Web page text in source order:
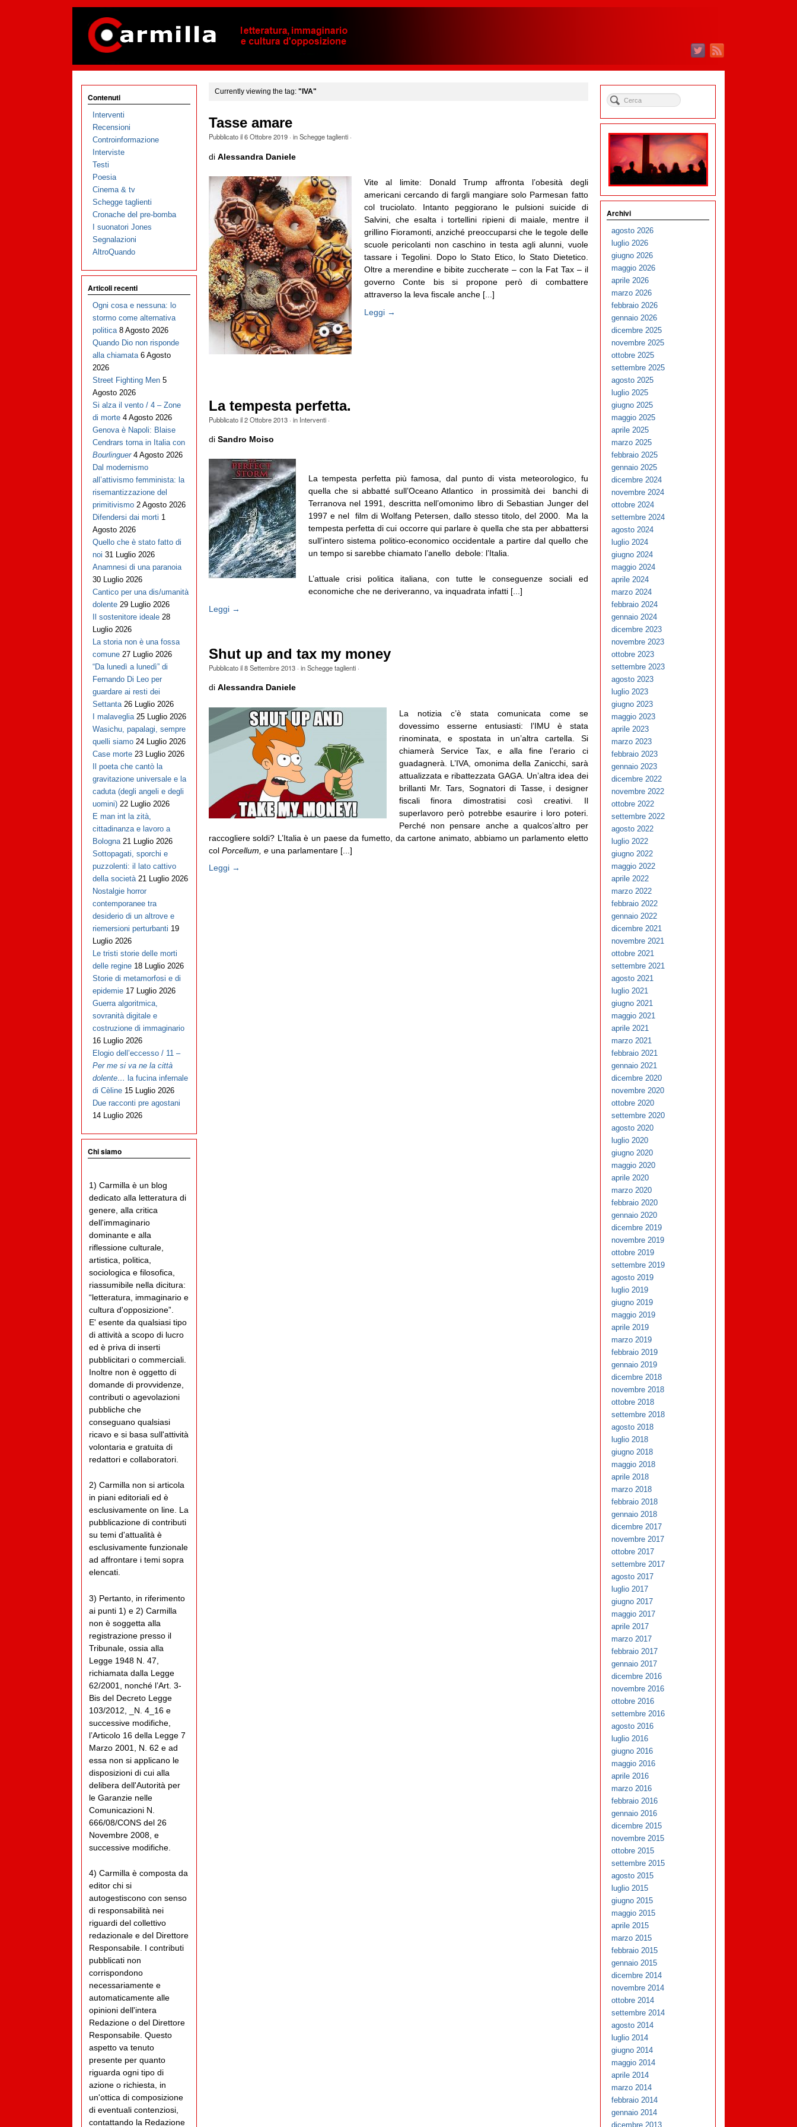
Currently viewing the tag: "IVA"
Tasse amare
Pubblicato il6 Ottobre 2019· inSchegge taglienti·
di Alessandra Daniele
Vite al limite: Donald Trump affronta l’obesità degli
americani cercando di fargli mangiare solo Parmesan fatto
col truciolato. Intanto peggiorano le pulsioni suicide di
Salvini, che esalta i tortellini ripieni di maiale, mentre il
grillino Fioramonti, anziché preoccuparsi che le tegole delle
scuole pericolanti non caschino in testa agli alunni, vuole
tassare i Tegolini. Dopo lo Stato Etico, lo Stato Dietetico.
Oltre a merendine e bibite zuccherate – con la Fat Tax – il
governo Conte bis si propone però di combattere
attraverso la leva fiscale anche [...]
Leggi →
La tempesta perfetta.
Pubblicato il2 Ottobre 2013· in Interventi·
di Sandro Moiso
La tempesta perfetta più famosa, dal punto di vista meteorologico, fu
quella che si abbatté sull’Oceano Atlantico in prossimità dei banchi di
Terranova nel 1991, descritta nell’omonimo libro di Sebastian Junger del
1997 e nel film di Wolfang Petersen, dallo stesso titolo, del 2000. Ma la
tempesta perfetta di cui occorre qui parlare è quella che sta per abbattersi
sull’intero sistema politico-economico occidentale a partire dal quello che
un tempo si sarebbe chiamato l’anello debole: l’Italia.
L’attuale crisi politica italiana, con tutte le conseguenze sociali ed
economiche che ne deriveranno, va inquadrata infatti [...]
Leggi →
Shut up and tax my money
Pubblicato il8 Settembre 2013· inSchegge taglienti·
di Alessandra Daniele
La notizia c’è stata comunicata come se
dovessimo esserne entusiasti: l’IMU è stata
rinominata, e spostata in un’altra cartella. Si
chiamerà Service Tax, e alla fine l’erario ci
guadagnerà. L’IVA, omonima della Zanicchi, sarà
attualizzata e ribattezzata GAGA. Un’altra idea dei
brillanti Mr. Tars, Sognatori di Tasse, i designer
fiscali finora dimostratisi così creativi. Il
superlavoro però potrebbe esaurire i loro poteri.
Perché non pensare anche a qualcos’altro per
raccogliere soldi? L’Italia è un paese da fumetto, da cartone animato, abbiamo un parlamento eletto
col Porcellum, e una parlamentare [...]
Leggi →
Contenuti
Interventi
Recensioni
Controinformazione
Interviste
Testi
Poesia
Cinema & tv
Schegge taglienti
Cronache del pre-bomba
I suonatori Jones
Segnalazioni
AltroQuando
Articoli recenti
Ogni cosa e nessuna: lo
stormo come alternativa
politica 8 Agosto 2026
Quando Dio non risponde
alla chiamata 6 Agosto
2026
Street Fighting Men 5
Agosto 2026
Si alza il vento / 4 – Zone
di morte 4 Agosto 2026
Genova è Napoli: Blaise
Cendrars torna in Italia con
Bourlinguer 4 Agosto 2026
Dal modernismo
all’attivismo femminista: la
risemantizzazione del
primitivismo 2 Agosto 2026
Difendersi dai morti 1
Agosto 2026
Quello che è stato fatto di
noi 31 Luglio 2026
Anamnesi di una paranoia
30 Luglio 2026
Cantico per una dis/umanità
dolente 29 Luglio 2026
Il sostenitore ideale 28
Luglio 2026
La storia non è una fossa
comune 27 Luglio 2026
“Da lunedì a lunedì” di
Fernando Di Leo per
guardare ai resti dei
Settanta 26 Luglio 2026
I malaveglia 25 Luglio 2026
Wasichu, papalagi, sempre
quelli siamo 24 Luglio 2026
Case morte 23 Luglio 2026
Il poeta che cantò la
gravitazione universale e la
caduta (degli angeli e degli
uomini) 22 Luglio 2026
E man int la zità,
cittadinanza e lavoro a
Bologna 21 Luglio 2026
Sottopagati, sporchi e
puzzolenti: il lato cattivo
della società 21 Luglio 2026
Nostalgie horror
contemporanee tra
desiderio di un altrove e
riemersioni perturbanti 19
Luglio 2026
Le tristi storie delle morti
delle regine 18 Luglio 2026
Storie di metamorfosi e di
epidemie 17 Luglio 2026
Guerra algoritmica,
sovranità digitale e
costruzione di immaginario
16 Luglio 2026
Elogio dell’eccesso / 11 –
Per me si va ne la città
dolente… la fucina infernale
di Cèline 15 Luglio 2026
Due racconti pre agostani
14 Luglio 2026
Chi siamo
1) Carmilla è un blog
dedicato alla letteratura di
genere, alla critica
dell'immaginario
dominante e alla
riflessione culturale,
artistica, politica,
sociologica e filosofica,
riassumibile nella dicitura:
“letteratura, immaginario e
cultura d'opposizione”.
E' esente da qualsiasi tipo
di attività a scopo di lucro
ed è priva di inserti
pubblicitari o commerciali.
Inoltre non è oggetto di
domande di provvidenze,
contributi o agevolazioni
pubbliche che
conseguano qualsiasi
ricavo e si basa sull'attività
volontaria e gratuita di
redattori e collaboratori.
2) Carmilla non si articola
in piani editoriali ed è
esclusivamente on line. La
pubblicazione di contributi
su temi d'attualità è
esclusivamente funzionale
ad affrontare i temi sopra
elencati.
3) Pertanto, in riferimento
ai punti 1) e 2) Carmilla
non è soggetta alla
registrazione presso il
Tribunale, ossia alla
Legge 1948 N. 47,
richiamata dalla Legge
62/2001, nonché l’Art. 3-
Bis del Decreto Legge
103/2012, _N. 4_16 e
successive modifiche,
l’Articolo 16 della Legge 7
Marzo 2001, N. 62 e ad
essa non si applicano le
disposizioni di cui alla
delibera dell'Autorità per
le Garanzie nelle
Comunicazioni N.
666/08/CONS del 26
Novembre 2008, e
successive modifiche.
4) Carmilla è composta da
editor chi si
autogestiscono con senso
di responsabilità nei
riguardi del collettivo
redazionale e del Direttore
Responsabile. I contributi
pubblicati non
corrispondono
necessariamente e
automaticamente alle
opinioni dell'intera
Redazione o del Direttore
Responsabile. Questo
aspetto va tenuto
presente per quanto
riguarda ogni tipo di
azione o richiesta, in
un'ottica di composizione
di eventuali contenziosi,
contattando la Redazione
Archivi
agosto 2026
luglio 2026
giugno 2026
maggio 2026
aprile 2026
marzo 2026
febbraio 2026
gennaio 2026
dicembre 2025
novembre 2025
ottobre 2025
settembre 2025
agosto 2025
luglio 2025
giugno 2025
maggio 2025
aprile 2025
marzo 2025
febbraio 2025
gennaio 2025
dicembre 2024
novembre 2024
ottobre 2024
settembre 2024
agosto 2024
luglio 2024
giugno 2024
maggio 2024
aprile 2024
marzo 2024
febbraio 2024
gennaio 2024
dicembre 2023
novembre 2023
ottobre 2023
settembre 2023
agosto 2023
luglio 2023
giugno 2023
maggio 2023
aprile 2023
marzo 2023
febbraio 2023
gennaio 2023
dicembre 2022
novembre 2022
ottobre 2022
settembre 2022
agosto 2022
luglio 2022
giugno 2022
maggio 2022
aprile 2022
marzo 2022
febbraio 2022
gennaio 2022
dicembre 2021
novembre 2021
ottobre 2021
settembre 2021
agosto 2021
luglio 2021
giugno 2021
maggio 2021
aprile 2021
marzo 2021
febbraio 2021
gennaio 2021
dicembre 2020
novembre 2020
ottobre 2020
settembre 2020
agosto 2020
luglio 2020
giugno 2020
maggio 2020
aprile 2020
marzo 2020
febbraio 2020
gennaio 2020
dicembre 2019
novembre 2019
ottobre 2019
settembre 2019
agosto 2019
luglio 2019
giugno 2019
maggio 2019
aprile 2019
marzo 2019
febbraio 2019
gennaio 2019
dicembre 2018
novembre 2018
ottobre 2018
settembre 2018
agosto 2018
luglio 2018
giugno 2018
maggio 2018
aprile 2018
marzo 2018
febbraio 2018
gennaio 2018
dicembre 2017
novembre 2017
ottobre 2017
settembre 2017
agosto 2017
luglio 2017
giugno 2017
maggio 2017
aprile 2017
marzo 2017
febbraio 2017
gennaio 2017
dicembre 2016
novembre 2016
ottobre 2016
settembre 2016
agosto 2016
luglio 2016
giugno 2016
maggio 2016
aprile 2016
marzo 2016
febbraio 2016
gennaio 2016
dicembre 2015
novembre 2015
ottobre 2015
settembre 2015
agosto 2015
luglio 2015
giugno 2015
maggio 2015
aprile 2015
marzo 2015
febbraio 2015
gennaio 2015
dicembre 2014
novembre 2014
ottobre 2014
settembre 2014
agosto 2014
luglio 2014
giugno 2014
maggio 2014
aprile 2014
marzo 2014
febbraio 2014
gennaio 2014
dicembre 2013